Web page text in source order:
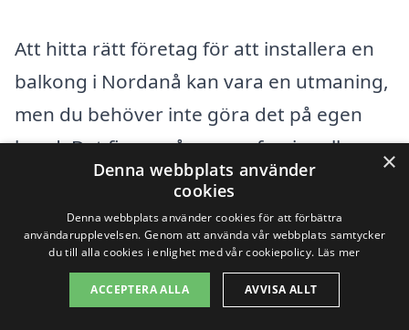
Att hitta rätt företag för att installera en
balkong i Nordanå kan vara en utmaning,
men du behöver inte göra det på egen
hand. Det finns många professionella
hantverkare i de närliggande städerna
som kan hjälpa dig med dina behov. Med
balkong-pris.se kan du enkelt få kontakt
med kompetenta företag som erbjuder
tjänster för balkong i ditt område. Genom
×
Denna webbplats använder
cookies
Denna webbplats använder cookies för att förbättra
användarupplevelsen. Genom att använda vår webbplats samtycker
du till alla cookies i enlighet med vår cookiepolicy. Läs mer
ACCEPTERA ALLA AVVISA ALLT